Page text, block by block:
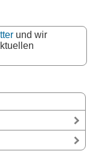
und wir